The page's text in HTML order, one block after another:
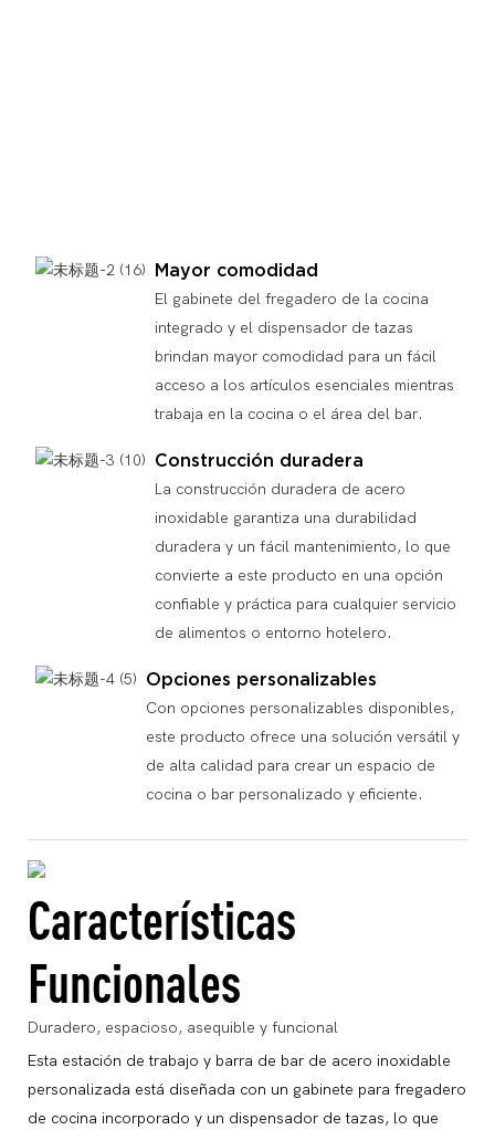
Mayor comodidad
El gabinete del fregadero de la cocina
integrado y el dispensador de tazas
brindan mayor comodidad para un fácil
acceso a los artículos esenciales mientras
trabaja en la cocina o el área del bar.
Construcción duradera
La construcción duradera de acero
inoxidable garantiza una durabilidad
duradera y un fácil mantenimiento, lo que
convierte a este producto en una opción
confiable y práctica para cualquier servicio
de alimentos o entorno hotelero.
Opciones personalizables
Con opciones personalizables disponibles,
este producto ofrece una solución versátil y
de alta calidad para crear un espacio de
cocina o bar personalizado y eficiente.
Características
Funcionales
Duradero, espacioso, asequible y funcional
Esta estación de trabajo y barra de bar de acero inoxidable
personalizada está diseñada con un gabinete para fregadero
de cocina incorporado y un dispensador de tazas, lo que